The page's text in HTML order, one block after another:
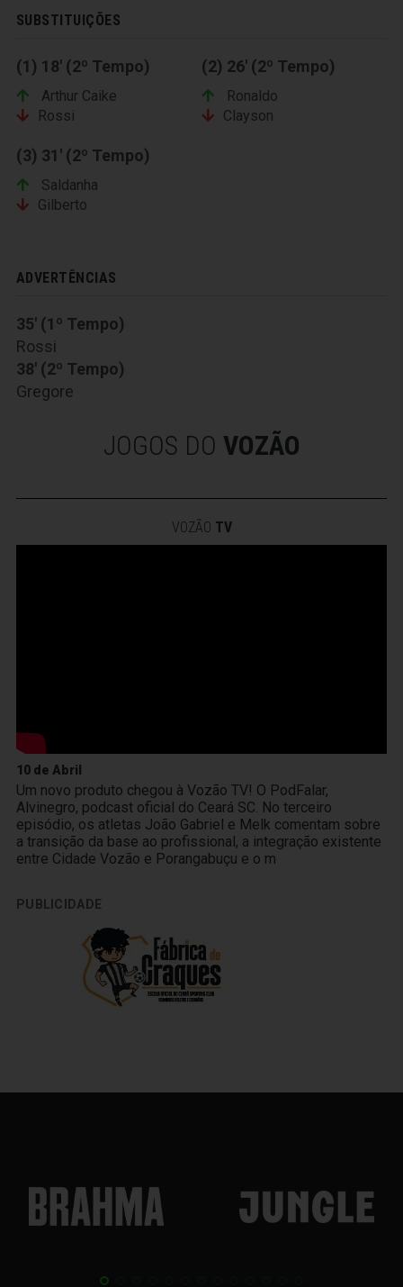
SUBSTITUIÇÕES
(1) 18' (2º Tempo)
Arthur Caike
Rossi
(2) 26' (2º Tempo)
Ronaldo
Clayson
(3) 31' (2º Tempo)
Saldanha
Gilberto
ADVERTÊNCIAS
35' (1º Tempo)
Rossi
38' (2º Tempo)
Gregore
JOGOS DO VOZÃO
VOZÃO TV
10 de Abril
Um novo produto chegou à Vozão TV! O PodFalar,
Alvinegro, podcast oficial do Ceará SC. No terceiro
episódio, os atletas João Gabriel e Melk comentam sobre
a transição da base ao profissional, a integração existente
entre Cidade Vozão e Porangabuçu e o m
PUBLICIDADE